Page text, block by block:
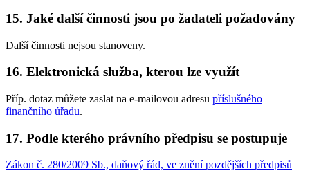
15. Jaké další činnosti jsou po žadateli požadovány
Další činnosti nejsou stanoveny.
16. Elektronická služba, kterou lze využít
Příp. dotaz můžete zaslat na e-mailovou adresu příslušného
finančního úřadu.
17. Podle kterého právního předpisu se postupuje
Zákon č. 280/2009 Sb., daňový řád, ve znění pozdějších předpisů